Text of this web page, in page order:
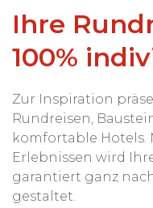
Ihre
100%
Zur Inspiration
Rundreisen,
komfortable Hotels.
Erlebnissen wird
garantiert ganz
gestaltet.